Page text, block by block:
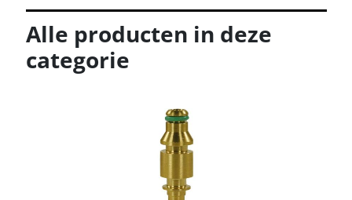
Alle producten in deze
categorie